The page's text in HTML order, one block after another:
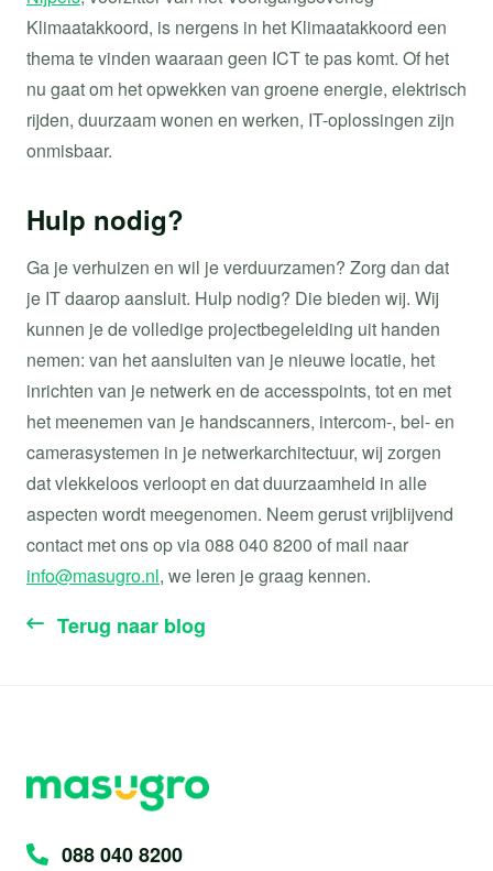
Klimaatakkoord, is nergens in het Klimaatakkoord een
thema te vinden waaraan geen ICT te pas komt. Of het
nu gaat om het opwekken van groene energie, elektrisch
rijden, duurzaam wonen en werken, IT-oplossingen zijn
onmisbaar.
Hulp nodig?
Ga je verhuizen en wil je verduurzamen? Zorg dan dat
je IT daarop aansluit. Hulp nodig? Die bieden wij. Wij
kunnen je de volledige projectbegeleiding uit handen
nemen: van het aansluiten van je nieuwe locatie, het
inrichten van je netwerk en de accesspoints, tot en met
het meenemen van je handscanners, intercom-, bel- en
camerasystemen in je netwerkarchitectuur, wij zorgen
dat vlekkeloos verloopt en dat duurzaamheid in alle
aspecten wordt meegenomen. Neem gerust vrijblijvend
contact met ons op via 088 040 8200 of mail naar
info@masugro.nl, we leren je graag kennen.
Terug naar blog
088 040 8200